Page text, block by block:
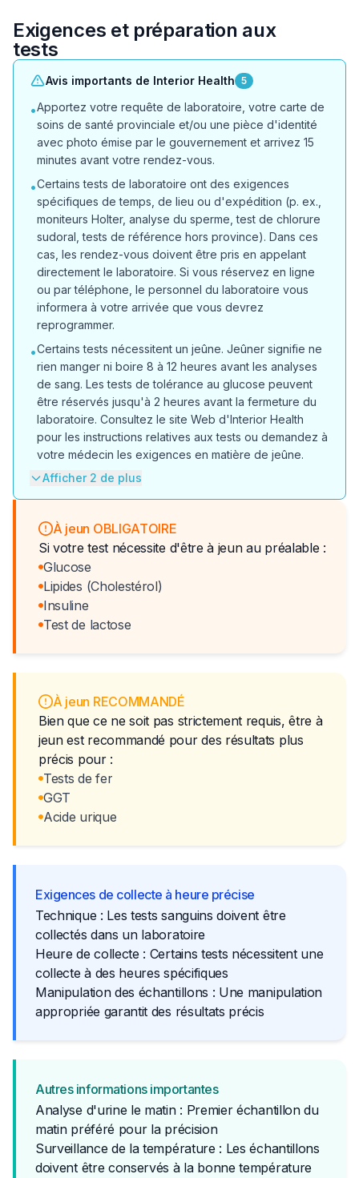
Exigences et préparation aux
tests
Avis importants de Interior Health 5
•Apportez votre requête de laboratoire, votre carte de
soins de santé provinciale et/ou une pièce d'identité
avec photo émise par le gouvernement et arrivez 15
minutes avant votre rendez-vous.
•Certains tests de laboratoire ont des exigences
spécifiques de temps, de lieu ou d'expédition (p. ex.,
moniteurs Holter, analyse du sperme, test de chlorure
sudoral, tests de référence hors province). Dans ces
cas, les rendez-vous doivent être pris en appelant
directement le laboratoire. Si vous réservez en ligne
ou par téléphone, le personnel du laboratoire vous
informera à votre arrivée que vous devrez
reprogrammer.
•Certains tests nécessitent un jeûne. Jeûner signifie ne
rien manger ni boire 8 à 12 heures avant les analyses
de sang. Les tests de tolérance au glucose peuvent
être réservés jusqu'à 2 heures avant la fermeture du
laboratoire. Consultez le site Web d'Interior Health
pour les instructions relatives aux tests ou demandez à
votre médecin les exigences en matière de jeûne.
Afficher 2 de plus
À jeun OBLIGATOIRE
Si votre test nécessite d'être à jeun au préalable :
Glucose
Lipides (Cholestérol)
Insuline
Test de lactose
À jeun RECOMMANDÉ
Bien que ce ne soit pas strictement requis, être à
jeun est recommandé pour des résultats plus
précis pour :
Tests de fer
GGT
Acide urique
Exigences de collecte à heure précise
Technique : Les tests sanguins doivent être
collectés dans un laboratoire
Heure de collecte : Certains tests nécessitent une
collecte à des heures spécifiques
Manipulation des échantillons : Une manipulation
appropriée garantit des résultats précis
Autres informations importantes
Analyse d'urine le matin : Premier échantillon du
matin préféré pour la précision
Surveillance de la température : Les échantillons
doivent être conservés à la bonne température